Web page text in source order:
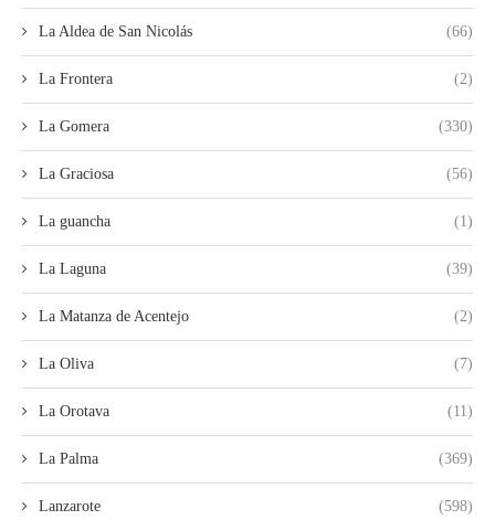
La Aldea de San Nicolás (66)
La Frontera (2)
La Gomera (330)
La Graciosa (56)
La guancha (1)
La Laguna (39)
La Matanza de Acentejo (2)
La Oliva (7)
La Orotava (11)
La Palma (369)
Lanzarote (598)